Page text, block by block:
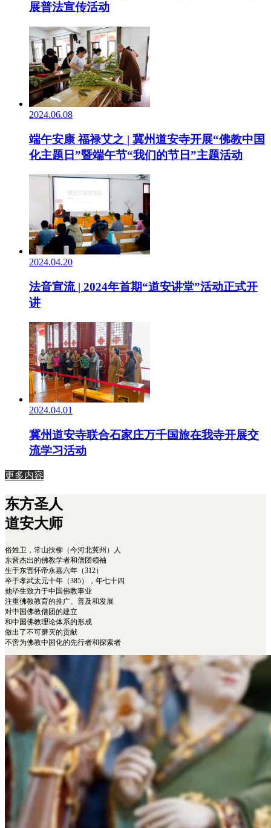
展普法宣传活动
2024.06.08
端午安康 福禄艾之 | 冀州道安寺开展“佛教中国
化主题日”暨端午节“我们的节日”主题活动
2024.04.20
法音宣流 | 2024年首期“道安讲堂”活动正式开
讲
2024.04.01
冀州道安寺联合石家庄万千国旅在我寺开展交
流学习活动
更多内容
东方圣人
道安大师
俗姓卫，常山扶柳（今河北冀州）人
东晋杰出的佛教学者和僧团领袖
生于东晋怀帝永嘉六年（312）
卒于孝武太元十年（385），年七十四
他毕生致力于中国佛教事业
注重佛教教育的推广、普及和发展
对中国佛教僧团的建立
和中国佛教理论体系的形成
做出了不可磨灭的贡献
不啻为佛教中国化的先行者和探索者